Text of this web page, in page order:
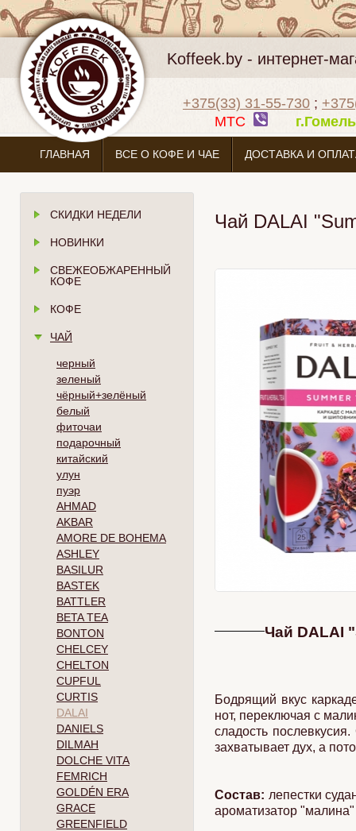
Koffeek.by - интернет-
+375(33) 31-55-730 ;
МТС
ГЛАВНАЯ ВСЕ О КОФЕ И ЧАЕ ДОСТАВКА И
СКИДКИ НЕДЕЛИ
НОВИНКИ
СВЕЖЕОБЖАРЕННЫЙ
КОФЕ
КОФЕ
ЧАЙ
черный
зеленый
чёрный+зелёный
белый
фиточаи
подарочный
китайский
улун
пуэр
AHMAD
AKBAR
AMORE DE BOHEMA
ASHLEY
BASILUR
BASTEK
BATTLER
BETA TEA
BONTON
CHELCEY
CHELTON
CUPFUL
CURTIS
DALAI
DANIELS
DILMAH
DOLCHE VITA
FEMRICH
GOLDÉN ERA
GRACE
GREENFIELD
Чай DALAI
Чай DALAI
Бодрящий вкус
нот, переключая с
сладость
захватывает дух, а
Состав: лепестки
ароматизатор "малина"